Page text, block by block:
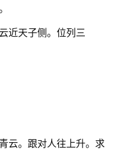
近天子侧。位列三
云。跟对人往上升。求